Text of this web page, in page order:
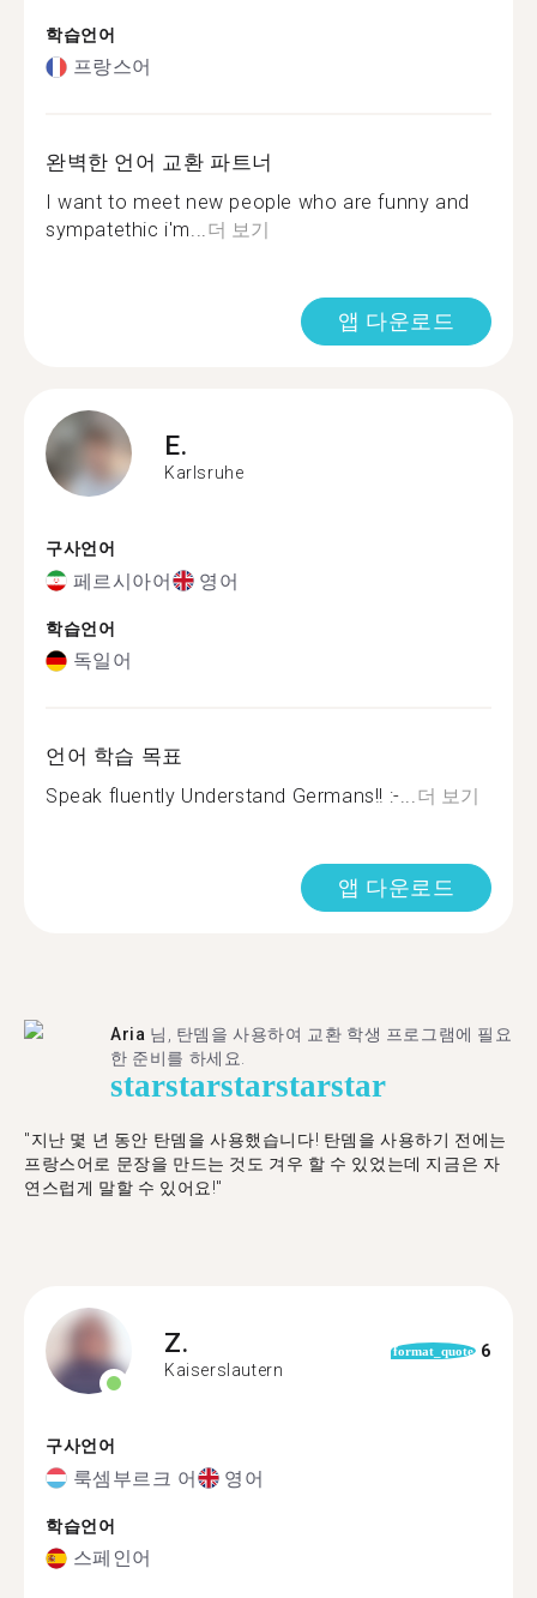
학습언어
프랑스어
완벽한 언어 교환 파트너
I want to meet new people who are funny and
sympatethic i'm...더 보기
앱 다운로드
E.
Karlsruhe
구사언어
페르시아어 영어
학습언어
독일어
언어 학습 목표
Speak fluently Understand Germans!! :-...더 보기
앱 다운로드
Aria 님, 탄뎀을 사용하여 교환 학생 프로그램에 필요
한 준비를 하세요.
starstarstarstarstar
"​​지난 몇 년 동안 탄뎀을 사용했습니다! 탄뎀을 사용하기 전에는
프랑스어로 문장을 만드는 것도 겨우 할 수 있었는데 지금은 자
연스럽게 말할 수 있어요!"
Z.
Kaiserslautern
format_quote 6
구사언어
룩셈부르크 어 영어
학습언어
스페인어